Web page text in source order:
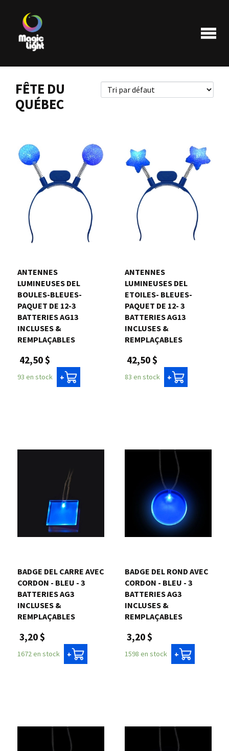
Les plus populaires
Liquidations
FAQ
Nous joindre
Me connecter
Panier
English
FÊTE DU
QUÉBEC
ANTENNES
LUMINEUSES DEL
BOULES-BLEUES-
PAQUET DE 12-3
BATTERIES AG13
INCLUSES &
REMPLAÇABLES
42,50 $
93 en stock +
ANTENNES
LUMINEUSES DEL
ETOILES- BLEUES-
PAQUET DE 12- 3
BATTERIES AG13
INCLUSES &
REMPLAÇABLES
42,50 $
83 en stock +
BADGE DEL CARRE AVEC
CORDON - BLEU - 3
BATTERIES AG3
INCLUSES &
REMPLAÇABLES
3,20 $
1672 en stock +
BADGE DEL ROND AVEC
CORDON - BLEU - 3
BATTERIES AG3
INCLUSES &
REMPLAÇABLES
3,20 $
1598 en stock +